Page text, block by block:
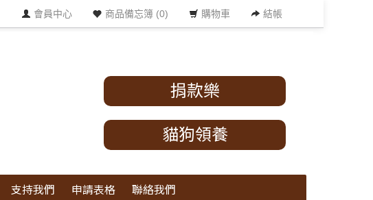
會員中心 商品備忘簿 (0) 購物車 結帳
捐款樂
貓狗領養
支持我們 申請表格 聯絡我們